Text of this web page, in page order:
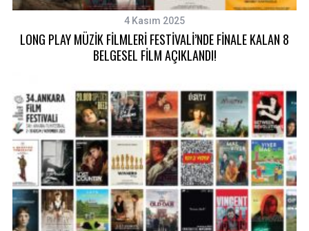
4 Kasım 2025
LONG PLAY MÜZİK FİLMLERİ FESTİVALİ’NDE FİNALE KALAN 8
BELGESEL FİLM AÇIKLANDI!